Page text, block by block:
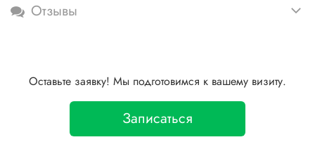
Отзывы
Оставьте заявку! Мы подготовимся к вашему визиту.
Записаться